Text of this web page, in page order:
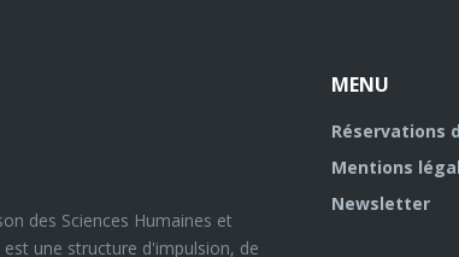
des Sciences Humaines et
une structure d'impulsion, de
MENU
Réservations
Mentions
Newsletter